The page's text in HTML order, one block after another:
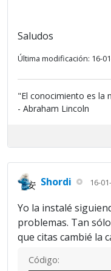
Saludos
Última modificación: 16-
"El conocimiento es la
- Abraham Lincoln
Shordi 16-
Yo la instalé
problemas. Tan
que citas cambié la
Código: